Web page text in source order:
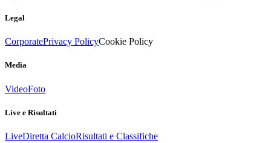
Legal
CorporatePrivacy PolicyCookie Policy
Media
VideoFoto
Live e Risultati
LiveDiretta CalcioRisultati e Classifiche